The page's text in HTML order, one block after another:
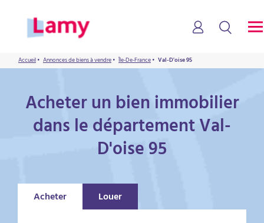
Accueil• Annonces de biens à vendre• Île-De-France• Val-D'oise 95
Acheter un bien immobilier
dans le département Val-
D'oise 95
Acheter Louer